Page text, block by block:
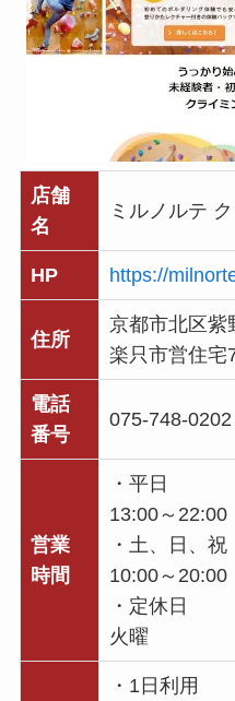
店舗
名
ミルノルテ
HP https://
住所
京都市北区紫
楽只市営住宅
電話
番号
075-748-0202
営業
時間
・平日
13:00～22:00
・土、日、祝
10:00～20:00
・定休日
火曜
・1日利用